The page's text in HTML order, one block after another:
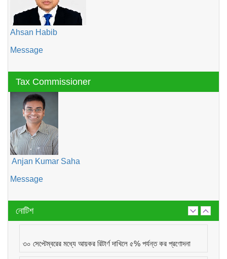
Ahsan Habib
Message
Tax Commissioner
Anjan Kumar Saha
Message
নোটিশ
৩০ সেপ্টেম্বরের মধ্যে আয়কর রিটার্ণ দাখিলে ৫% পর্যন্ত কর প্রণোদনা